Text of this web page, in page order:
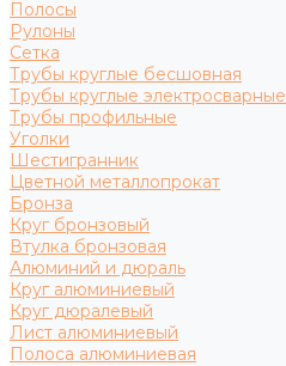
Полосы
Рулоны
Сетка
Трубы круглые бесшовная
Трубы круглые электросварные
Трубы профильные
Уголки
Шестигранник
Цветной металлопрокат
Бронза
Круг бронзовый
Втулка бронзовая
Алюминий и дюраль
Круг алюминиевый
Круг дюралевый
Лист алюминиевый
Полоса алюминиевая